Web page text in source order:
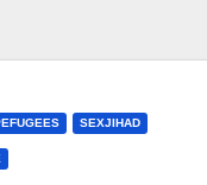
SEXJIHAD